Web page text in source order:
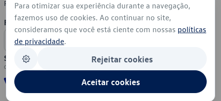
Política de Cookies
Formas de Pagamento
Segurança
Para otimizar sua experiência durante a navegação,
fazemos uso de cookies. Ao continuar no site,
consideramos que você está ciente com nossas políticas
de privacidade.
Rejeitar cookies
Aceitar cookies